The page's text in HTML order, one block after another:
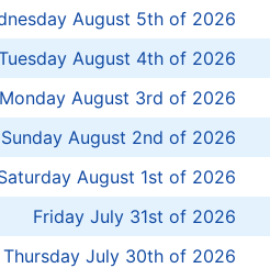
August 5th of 2026
August 4th of 2026
Monday August 3rd of 2026
Sunday August 2nd of 2026
August 1st of 2026
Friday July 31st of 2026
Thursday July 30th of 2026